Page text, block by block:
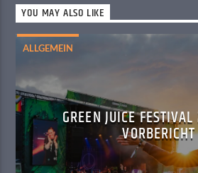
YOU MAY ALSO LIKE
ALLGEMEIN
GREEN JUICE
VORBERICHT